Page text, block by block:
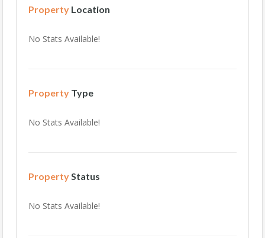
Property Location
No Stats Available!
Property Type
No Stats Available!
Property Status
No Stats Available!